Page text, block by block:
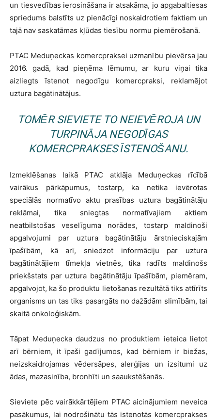
un tiesvedības ierosināšana ir atsakāma, jo apgabaltiesas
spriedums balstīts uz pienācīgi noskaidrotiem faktiem un
tajā nav saskatāmas kļūdas tiesību normu piemērošanā.
PTAC Meduņeckas komercpraksei uzmanību pievērsa jau
2016. gadā, kad pieņēma lēmumu, ar kuru viņai tika
aizliegts īstenot negodīgu komercpraksi, reklamējot
uztura bagātinātājus.
TOMĒR SIEVIETE TO NEIEVĒROJA UN
TURPINĀJA NEGODĪGAS
KOMERCPRAKSES ĪSTENOŠANU.
Izmeklēšanas laikā PTAC atklāja Meduņeckas rīcībā
vairākus pārkāpumus, tostarp, ka netika ievērotas
speciālās normatīvo aktu prasības uztura bagātinātāju
reklāmai, tika sniegtas normatīvajiem aktiem
neatbilstošas veselīguma norādes, tostarp maldinoši
apgalvojumi par uztura bagātinātāju ārstnieciskajām
īpašībām, kā arī, sniedzot informāciju par uztura
bagātinātājiem tīmekļa vietnēs, tika radīts maldinošs
priekšstats par uztura bagātinātāju īpašībām, piemēram,
apgalvojot, ka šo produktu lietošanas rezultātā tiks attīrīts
organisms un tas tiks pasargāts no dažādām slimībām, tai
skaitā onkoloģiskām.
Tāpat Meduņecka daudzus no produktiem ieteica lietot
arī bērniem, it īpaši gadījumos, kad bērniem ir biežas,
neizskaidrojamas vēdersāpes, alerģijas un izsitumi uz
ādas, mazasinība, bronhīti un saaukstēšanās.
Sieviete pēc vairākkārtējiem PTAC aicinājumiem neveica
pasākumus, lai nodrošinātu tās īstenotās komercprakses